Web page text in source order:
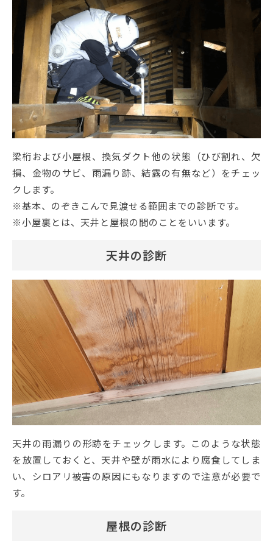
梁桁および小屋根、換気ダクト他の状態（ひび割れ、欠
損、金物のサビ、雨漏り跡、結露の有無など）をチェッ
クします。
※基本、のぞきこんで見渡せる範囲までの診断です。
※小屋裏とは、天井と屋根の間のことをいいます。
天井の診断
天井の雨漏りの形跡をチェックします。このような状態
を放置しておくと、天井や壁が雨水により腐食してしま
い、シロアリ被害の原因にもなりますので注意が必要で
す。
屋根の診断